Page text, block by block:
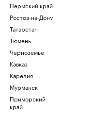
Пермский край
Ростов-на-Дону
Татарстан
Тюмень
Черноземье
Кавказ
Карелия
Мурманск
Приморский
край